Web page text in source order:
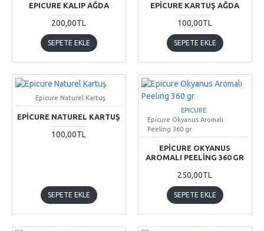
EPICURE KALIP AĞDA
200,00TL
SEPETE EKLE
EPICURE KARTUŞ AĞDA
100,00TL
SEPETE EKLE
Epicure Naturel Kartuş
EPICURE NATUREL KARTUŞ
100,00TL
SEPETE EKLE
EPICURE
Epicure Okyanus Aromalı
Peeling 360 gr
EPICURE OKYANUS
AROMALI PEELING 360 GR
250,00TL
SEPETE EKLE